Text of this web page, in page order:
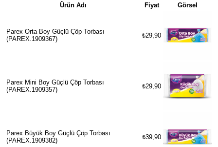
Ürün Adı Fiyat Görsel
Parex Orta Boy Güçlü Çöp Torbası
(PAREX.1909367)
₺29,90
Parex Mini Boy Güçlü Çöp Torbası
(PAREX.1909357)
₺29,90
Parex Büyük Boy Güçlü Çöp Torbası
(PAREX.1909382)
₺39,90